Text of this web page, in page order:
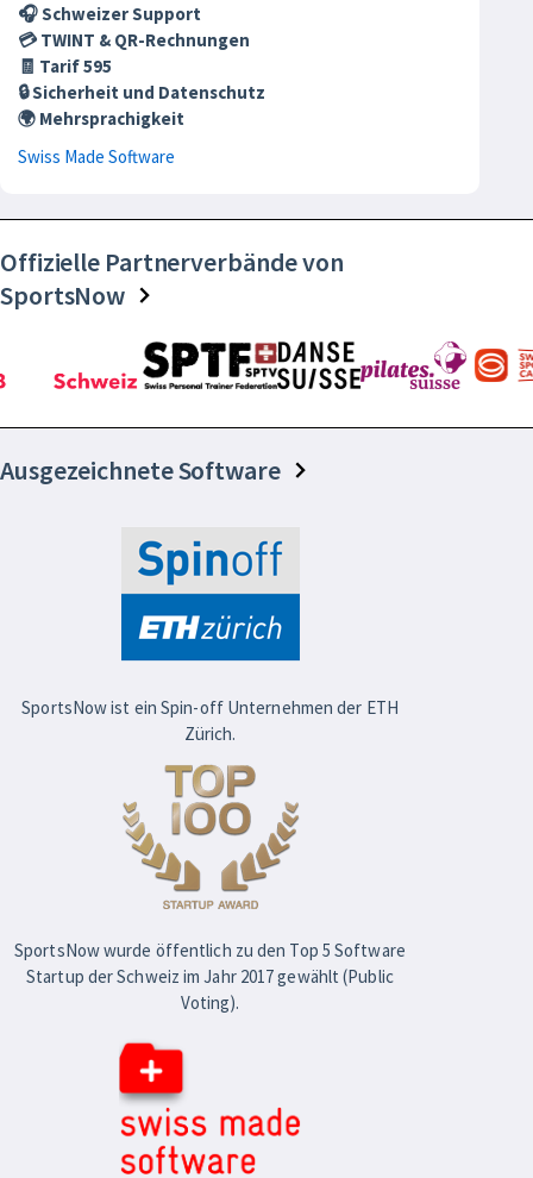
🎧 Schweizer Support
💳 TWINT & QR-Rechnungen
🧾 Tarif 595
🔒 Sicherheit und Datenschutz
🌍 Mehrsprachigkeit
Swiss Made Software
Offizielle Partnerverbände von
SportsNow
Ausgezeichnete Software
SportsNow ist ein Spin-off Unternehmen der ETH
Zürich.
SportsNow wurde öffentlich zu den Top 5 Software
Startup der Schweiz im Jahr 2017 gewählt (Public
Voting).